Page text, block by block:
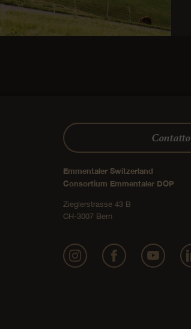
Contatto
Emmentaler Switzerland
Consortium Emmentaler DOP
Zieglerstrasse 43 B
CH-3007 Bern